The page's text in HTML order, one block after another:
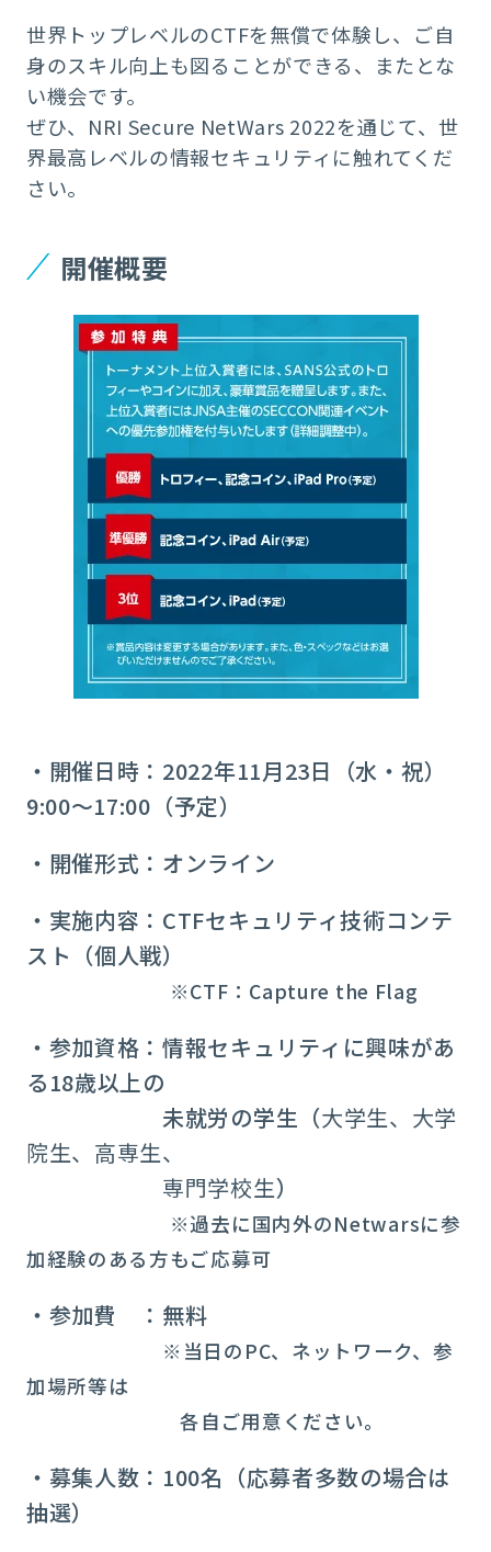
世界トップレベルのCTFを無償で体験し、ご自
身のスキル向上も図ることができる、またとな
い機会です。
ぜひ、NRI Secure NetWars 2022を通じて、世
界最高レベルの情報セキュリティに触れてくだ
さい。
開催概要
・開催日時：2022年11月23日（水・祝）
9:00～17:00（予定）
・開催形式：オンライン
・実施内容：CTFセキュリティ技術コンテ
スト（個人戦）
※CTF：Capture the Flag
・参加資格：情報セキュリティに興味があ
る18歳以上の
未就労の学生（大学生、大学
院生、高専生、
専門学校生）
※過去に国内外のNetwarsに参
加経験のある方もご応募可
・参加費 ：無料
※当日のPC、ネットワーク、参
加場所等は
各自ご用意ください。
・募集人数：100名（応募者多数の場合は
抽選）